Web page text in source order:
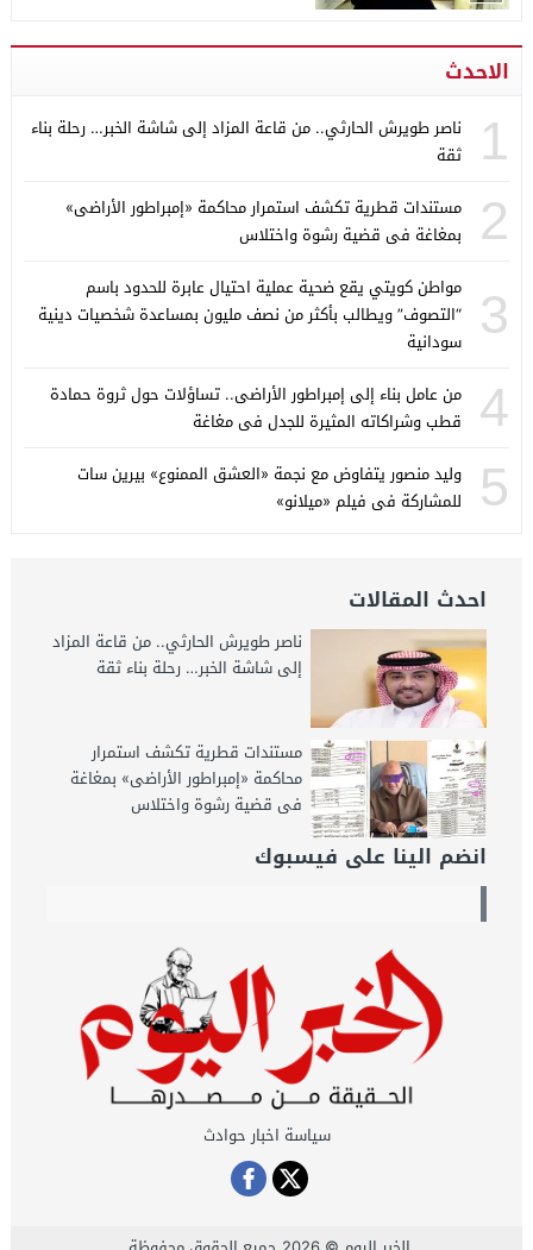
الاحدث
1
ناصر طويرش الحارثي.. من قاعة المزاد إلى شاشة الخبر… رحلة بناء
ثقة
2
مستندات قطرية تكشف استمرار محاكمة «إمبراطور الأراضى»
بمغاغة فى قضية رشوة واختلاس
3
مواطن كويتي يقع ضحية عملية احتيال عابرة للحدود باسم
“التصوف” ويطالب بأكثر من نصف مليون بمساعدة شخصيات دينية
سودانية
4
من عامل بناء إلى إمبراطور الأراضى.. تساؤلات حول ثروة حمادة
قطب وشراكاته المثيرة للجدل فى مغاغة
5
وليد منصور يتفاوض مع نجمة «العشق الممنوع» بيرين سات
للمشاركة فى فيلم «ميلانو»
احدث المقالات
ناصر طويرش الحارثي.. من قاعة المزاد
إلى شاشة الخبر… رحلة بناء ثقة
مستندات قطرية تكشف استمرار
محاكمة «إمبراطور الأراضى» بمغاغة
فى قضية رشوة واختلاس
انضم الينا على فيسبوك
سياسة اخبار حوادث